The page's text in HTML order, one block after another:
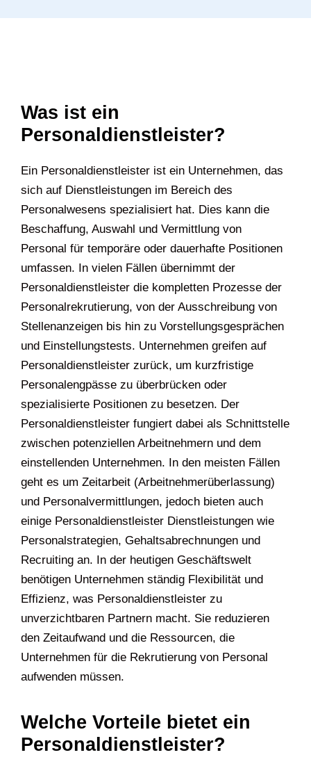
Was ist ein
Personaldienstleister?
Ein Personaldienstleister ist ein Unternehmen, das
sich auf Dienstleistungen im Bereich des
Personalwesens spezialisiert hat. Dies kann die
Beschaffung, Auswahl und Vermittlung von
Personal für temporäre oder dauerhafte Positionen
umfassen. In vielen Fällen übernimmt der
Personaldienstleister die kompletten Prozesse der
Personalrekrutierung, von der Ausschreibung von
Stellenanzeigen bis hin zu Vorstellungsgesprächen
und Einstellungstests. Unternehmen greifen auf
Personaldienstleister zurück, um kurzfristige
Personalengpässe zu überbrücken oder
spezialisierte Positionen zu besetzen. Der
Personaldienstleister fungiert dabei als Schnittstelle
zwischen potenziellen Arbeitnehmern und dem
einstellenden Unternehmen. In den meisten Fällen
geht es um Zeitarbeit (Arbeitnehmerüberlassung)
und Personalvermittlungen, jedoch bieten auch
einige Personaldienstleister Dienstleistungen wie
Personalstrategien, Gehaltsabrechnungen und
Recruiting an. In der heutigen Geschäftswelt
benötigen Unternehmen ständig Flexibilität und
Effizienz, was Personaldienstleister zu
unverzichtbaren Partnern macht. Sie reduzieren
den Zeitaufwand und die Ressourcen, die
Unternehmen für die Rekrutierung von Personal
aufwenden müssen.
Welche Vorteile bietet ein
Personaldienstleister?